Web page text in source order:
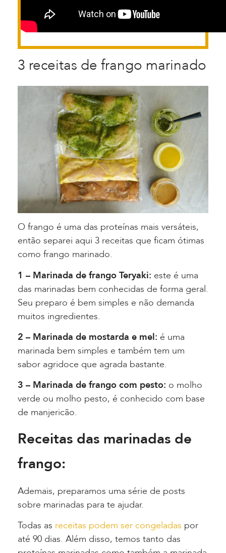
3 receitas de frango marinado
O frango é uma das proteínas mais versáteis,
então separei aqui 3 receitas que ficam ótimas
como frango marinado.
1 – Marinada de frango Teryaki: este é uma
das marinadas bem conhecidas de forma geral.
Seu preparo é bem simples e não demanda
muitos ingredientes.
2 – Marinada de mostarda e mel: é uma
marinada bem simples e também tem um
sabor agridoce que agrada bastante.
3 – Marinada de frango com pesto: o molho
verde ou molho pesto, é conhecido com base
de manjericão.
Receitas das marinadas de
frango:
Ademais, preparamos uma série de posts
sobre marinadas para te ajudar.
Todas as receitas podem ser congeladas por
até 90 dias. Além disso, temos tanto das